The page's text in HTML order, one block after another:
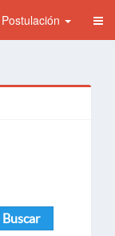
Buscar